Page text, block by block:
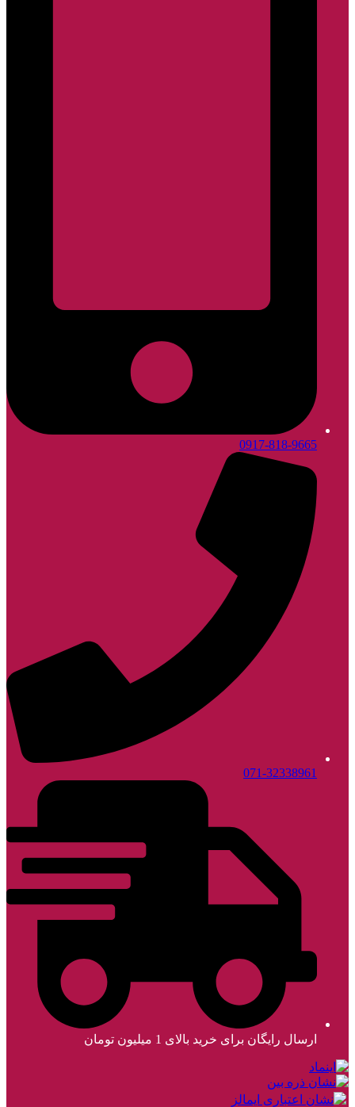
0917-818-9665
071-32338961
ارسال رایگان برای خرید بالای 1 میلیون تومان